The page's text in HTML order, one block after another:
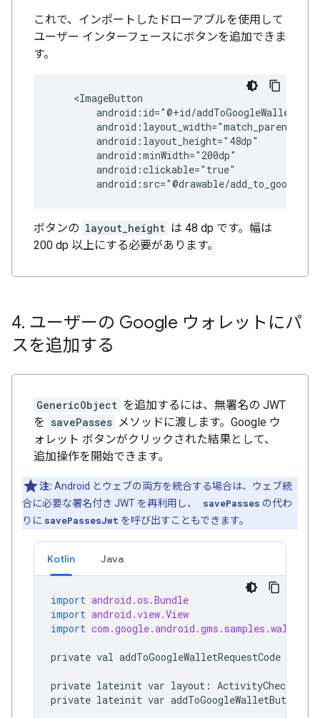
これで、インポートしたドローアブルを使用して
ユーザー インターフェースにボタンを追加できま
す。
android:src="@drawable/
ボタンの layout_height は 48 dp です。幅は
200 dp 以上にする必要があります。
4. ユーザーの Google ウォレットにパ
スを追加する
GenericObject を追加するには、無署名の JWT
を savePasses メソッドに渡します。Google ウ
ォレット ボタンがクリックされた結果として、
追加操作を開始できます。
注: Android とウェブの両方を統合する場合は、ウェブ統
合に必要な署名付き JWT を再利用し、
savePasses の代わ
りに savePassesJwt を呼び出すこともできます。
Kotlin Java
import android.os.Bundle
import android.view.View
import
private val addToGoogleWalletRequestCode
private lateinit var layout :
private lateinit var addToGoogleWalletButton